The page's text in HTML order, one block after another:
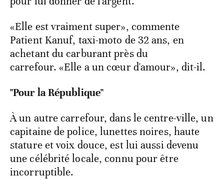
«Elle est vraiment super», commente
Patient Kanuf, taxi-moto de 32 ans, en
achetant du carburant près du
carrefour. «Elle a un cœur d'amour», dit-il.
"Pour la République"
À un autre carrefour, dans le centre-ville, un
capitaine de police, lunettes noires, haute
stature et voix douce, est lui aussi devenu
une célébrité locale, connu pour être
incorruptible.